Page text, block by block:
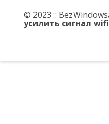
© 2023 ::
усилить сигнал wifi